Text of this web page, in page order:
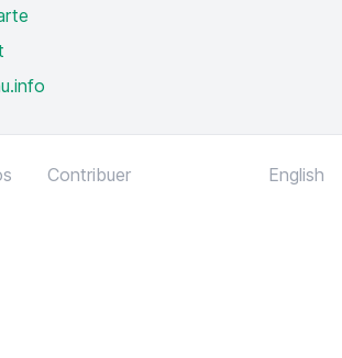
Contribuer English